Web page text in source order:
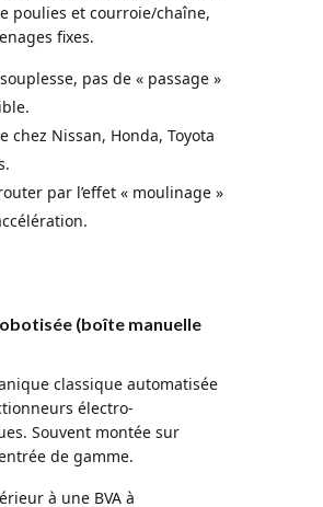
poulies et courroie/chaîne,
fixes.
pas de « passage »
chez Nissan, Honda, Toyota
par l’effet « moulinage »
(boîte manuelle
classique automatisée
électro-
Souvent montée sur
de gamme.
à une BVA à